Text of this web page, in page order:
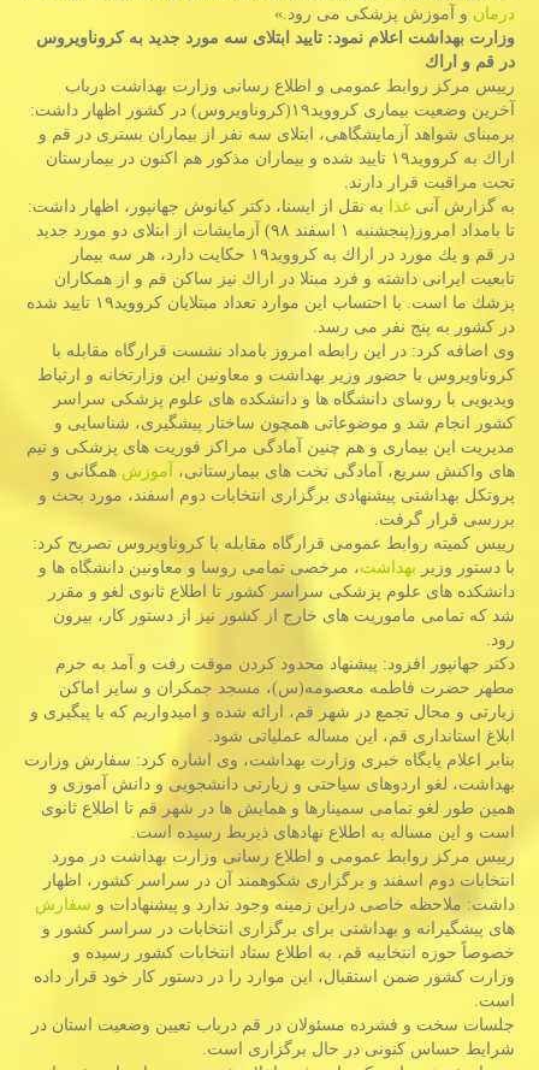
درمانو آموزش پزشكی می رود.»
وزارت بهداشت اعلام نمود: تایید ابتلای سه مورد جدید به كروناویروس
در قم و اراك
رییس مركز روابط عمومی و اطلاع رسانی وزارت بهداشت درباب
آخرین وضعیت بیماری كرووید۱۹(كروناویروس) در كشور اظهار داشت:
برمبنای شواهد آزمایشگاهی، ابتلای سه نفر از بیماران بستری در قم و
اراك به كرووید۱۹ تایید شده و بیماران مذكور هم اكنون در بیمارستان
تحت مراقبت قرار دارند.
به گزارش آنی غذا به نقل از ایسنا، دكتر كیانوش جهانپور، اظهار داشت:
تا بامداد امروز(پنجشنبه ۱ اسفند ۹۸) آزمایشات از ابتلای دو مورد جدید
در قم و یك مورد در اراك به كرووید۱۹ حكایت دارد، هر سه بیمار
تابعیت ایرانی داشته و فرد مبتلا در اراك نیز ساكن قم و از همكاران
پزشك ما است. با احتساب این موارد تعداد مبتلایان كرووید۱۹ تایید شده
در كشور به پنج نفر می رسد.
وی اضافه كرد: در این رابطه امروز بامداد نشست قرارگاه مقابله با
كروناویروس با حضور وزیر بهداشت و معاونین این وزارتخانه و ارتباط
ویدیویی با روسای دانشگاه ها و دانشكده های علوم پزشكی سراسر
كشور انجام شد و موضوعاتی همچون ساختار پیشگیری، شناسایی و
مدیریت این بیماری و هم چنین آمادگی مراكز فوریت های پزشكی و تیم
های واكنش سریع، آمادگی تخت های بیمارستانی، آموزش همگانی و
پروتكل بهداشتی پیشنهادی برگزاری انتخابات دوم اسفند، مورد بحث و
بررسی قرار گرفت.
رییس كمیته روابط عمومی قرارگاه مقابله با كروناویروس تصریح كرد:
با دستور وزیر بهداشت، مرخصی تمامی روسا و معاونین دانشگاه ها و
دانشكده های علوم پزشكی سراسر كشور تا اطلاع ثانوی لغو و مقرر
شد كه تمامی ماموریت های خارج از كشور نیز از دستور كار، بیرون
رود.
دكتر جهانپور افزود: پیشنهاد محدود كردن موقت رفت و آمد به حرم
مطهر حضرت فاطمه معصومه(س)، مسجد جمكران و سایر اماكن
زیارتی و محال تجمع در شهر قم، ارائه شده و امیدواریم كه با پیگیری و
ابلاغ استانداری قم، این مساله عملیاتی شود.
بنابر اعلام پایگاه خبری وزارت بهداشت، وی اشاره كرد: سفارش وزارت
بهداشت، لغو اردوهای سیاحتی و زیارتی دانشجویی و دانش آموزی و
همین طور لغو تمامی سمینارها و همایش ها در شهر قم تا اطلاع ثانوی
است و این مساله به اطلاع نهادهای ذیربط رسیده است.
رییس مركز روابط عمومی و اطلاع رسانی وزارت بهداشت در مورد
انتخابات دوم اسفند و برگزاری شكوهمند آن در سراسر كشور، اظهار
داشت: ملاحظه خاصی دراین زمینه وجود ندارد و پیشنهادات و سفارش
های پیشگیرانه و بهداشتی برای برگزاری انتخابات در سراسر كشور و
خصوصاً حوزه انتخابیه قم، به اطلاع ستاد انتخابات كشور رسیده و
وزارت كشور ضمن استقبال، این موارد را در دستور كار خود قرار داده
است.
جلسات سخت و فشرده مسئولان در قم درباب تعیین وضعیت استان در
شرایط حساس كنونی در حال برگزاری است.